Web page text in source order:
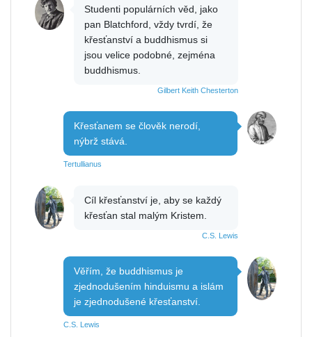
Studenti populárních věd, jako
pan Blatchford, vždy tvrdí, že
křesťanství a buddhismus si
jsou velice podobné, zejména
buddhismus.
Gilbert Keith Chesterton
Křesťanem se člověk nerodí,
nýbrž stává.
Tertullianus
Cíl křesťanství je, aby se každý
křesťan stal malým Kristem.
C.S. Lewis
Věřím, že buddhismus je
zjednodušením hinduismu a islám
je zjednodušené křesťanství.
C.S. Lewis